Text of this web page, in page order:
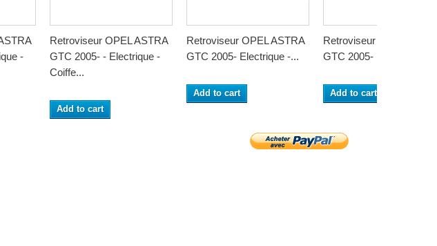
-
Retroviseur OPEL ASTRA
GTC 2005- - Electrique -
Coiffe...
Add to cart
Retroviseur OPEL ASTRA
GTC 2005- Electrique -...
Add to cart
Retroviseur OPEL
GTC 2005- Electrique -...
Add to cart